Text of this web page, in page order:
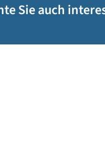
Sie auch